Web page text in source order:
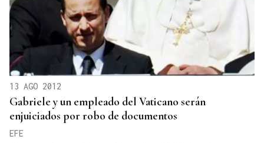
13 AGO 2012
Gabriele y un empleado del Vaticano serán
enjuiciados por robo de documentos
EFE